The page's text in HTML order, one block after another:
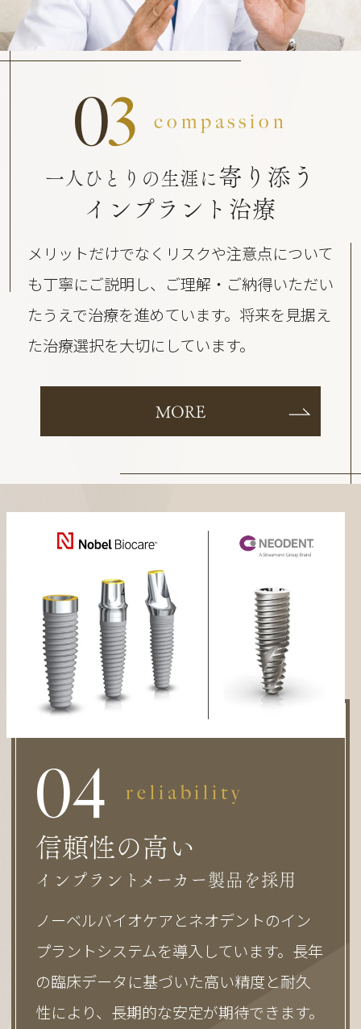
03 compassion
一人ひとりの生涯に 寄り添う
インプラント治療
メリットだけでなくリスクや注意点について
も丁寧にご説明し、ご理解・ご納得いただい
たうえで治療を進めています。将来を見据え
た治療選択を大切にしています。
MORE
04 reliability
信頼性の高い
インプラントメーカー製品を採用
ノーベルバイオケアとネオデントのイン
プラントシステムを導入しています。長年
の臨床データに基づいた高い精度と耐久
性により、長期的な安定が期待できます。